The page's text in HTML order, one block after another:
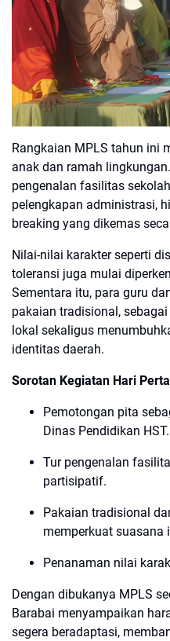
Rangkaian MPLS tahun ini
anak dan ramah
pengenalan fasilitas
pelengkapan administrasi,
breaking yang dikemas
Nilai-nilai karakter seperti
toleransi juga mulai
Sementara itu, para guru
pakaian tradisional,
lokal sekaligus
identitas daerah.
Sorotan Kegiatan Hari
Pemotongan pita
Dinas Pendidikan HST.
Tur pengenalan
partisipatif.
Pakaian tradisional
memperkuat suasana
Penanaman nilai
Dengan dibukanya MPLS
Barabai menyampaikan
segera beradaptasi,